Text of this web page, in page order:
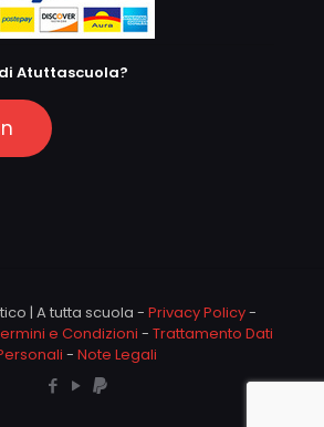
Atuttascuola?
| A tutta scuola - Privacy Policy-
e Condizioni - Trattamento Dati
- Note Legali